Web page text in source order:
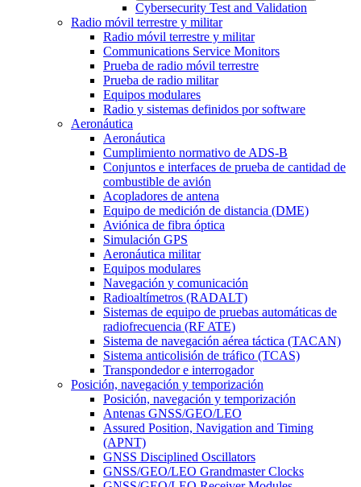
Cybersecurity Test and Validation
Radio móvil terrestre y militar
Radio móvil terrestre y militar
Communications Service Monitors
Prueba de radio móvil terrestre
Prueba de radio militar
Equipos modulares
Radio y sistemas definidos por software
Aeronáutica
Aeronáutica
Cumplimiento normativo de ADS-B
Conjuntos e interfaces de prueba de cantidad de
combustible de avión
Acopladores de antena
Equipo de medición de distancia (DME)
Aviónica de fibra óptica
Simulación GPS
Aeronáutica militar
Equipos modulares
Navegación y comunicación
Radioaltímetros (RADALT)
Sistemas de equipo de pruebas automáticas de
radiofrecuencia (RF ATE)
Sistema de navegación aérea táctica (TACAN)
Sistema anticolisión de tráfico (TCAS)
Transpondedor e interrogador
Posición, navegación y temporización
Posición, navegación y temporización
Antenas GNSS/GEO/LEO
Assured Position, Navigation and Timing
(APNT)
GNSS Disciplined Oscillators
GNSS/GEO/LEO Grandmaster Clocks